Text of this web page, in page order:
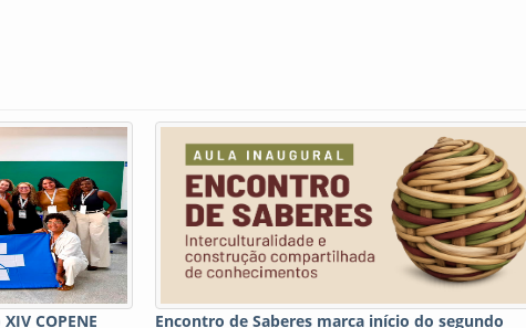
COPENE Encontro de Saberes marca início do segundo